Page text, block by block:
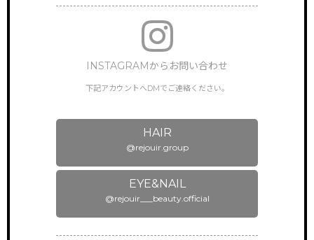
INSTAGRAMからお問い合わせ
下記アカウントへDMでご連絡ください。
HAIR
@rejouir.group
EYE&NAIL
@rejouir___beauty.official